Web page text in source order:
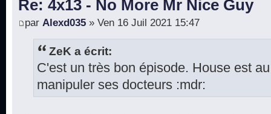
Re: 4x13 - No More Mr Nice Guy
par Alexd035 » Ven 16 Juil 2021 15:47
ZeK a écrit:
C'est un très bon épisode. House est
manipuler ses docteurs :mdr: